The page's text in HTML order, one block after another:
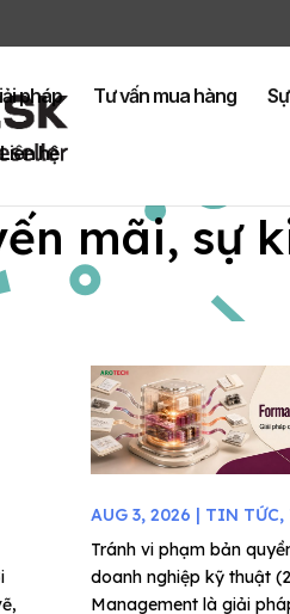
pháp Tư vấn mua hàng
Liên hệ
mãi, sự
AUG 3, 2026 | TIN TỨC,
Tránh vi phạm bản
doanh nghiệp kỹ thuật
Management là giải